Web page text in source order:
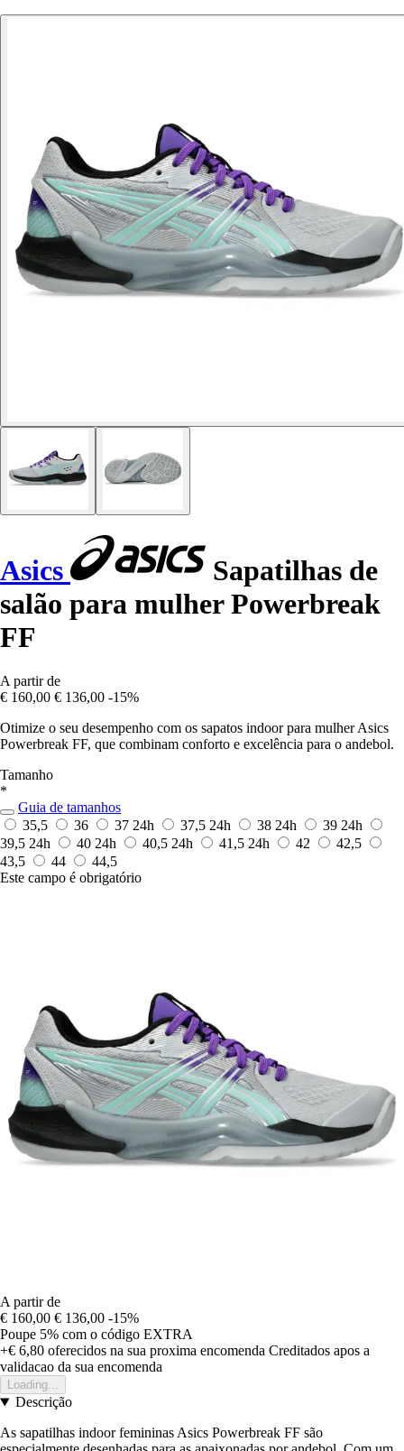
Asics
Sapatilhas de
salão para mulher Powerbreak
FF
A partir de
€ 160,00 € 136,00 -15%
Otimize o seu desempenho com os sapatos indoor para mulher Asics
Powerbreak FF, que combinam conforto e excelência para o andebol.
Tamanho
*
Guia de tamanhos
35,5
36 37 24h 37,5 24h 38 24h 39 24h
39,5 24h 40 24h 40,5 24h 41,5 24h 42
42,5
43,5
44
44,5
Este campo é obrigatório
A partir de
€ 160,00 € 136,00 -15%
Poupe 5% com o código EXTRA
+€ 6,80 oferecidos na sua proxima encomenda Creditados apos a
validacao da sua encomenda
Loading...
Descrição
As sapatilhas indoor femininas Asics Powerbreak FF são